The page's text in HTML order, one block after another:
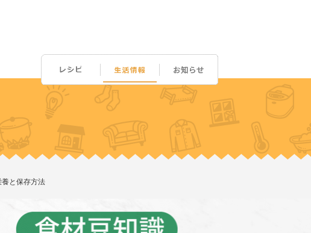
と保存方法